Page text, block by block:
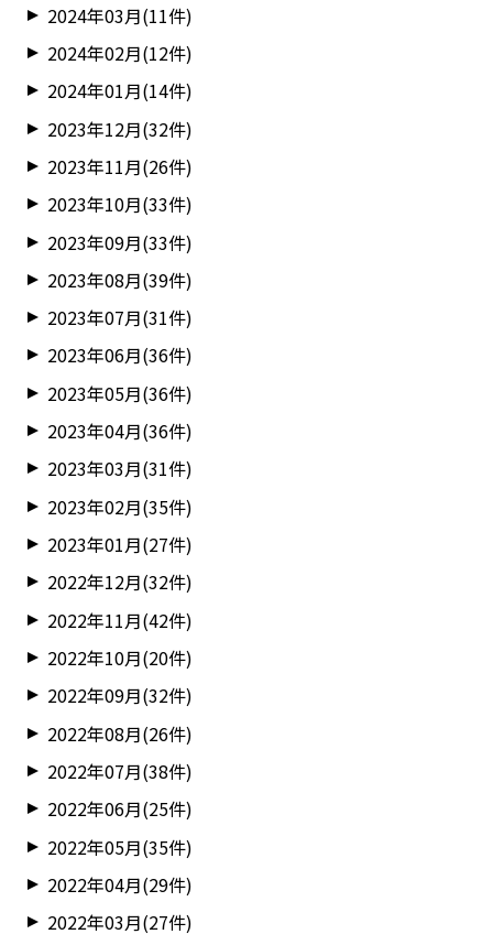
2024年03月(11件)
2024年02月(12件)
2024年01月(14件)
2023年12月(32件)
2023年11月(26件)
2023年10月(33件)
2023年09月(33件)
2023年08月(39件)
2023年07月(31件)
2023年06月(36件)
2023年05月(36件)
2023年04月(36件)
2023年03月(31件)
2023年02月(35件)
2023年01月(27件)
2022年12月(32件)
2022年11月(42件)
2022年10月(20件)
2022年09月(32件)
2022年08月(26件)
2022年07月(38件)
2022年06月(25件)
2022年05月(35件)
2022年04月(29件)
2022年03月(27件)